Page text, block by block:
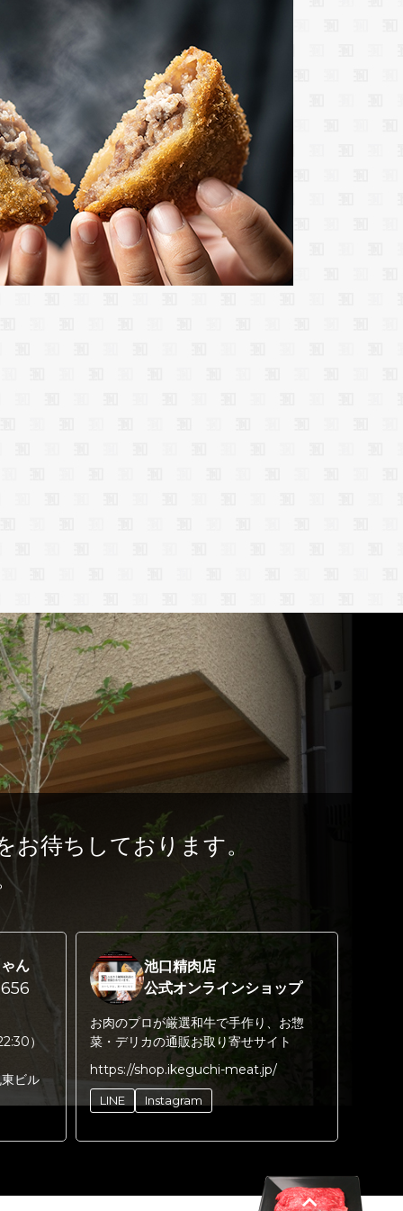
お待ちしております。
ん
）
ビル
池口精肉店
公式オンラインショップ
お肉のプロが厳選和牛で手作り、お惣
菜・デリカの通販お取り寄せサイト
https://shop.ikeguchi-meat.jp/
LINE Instagram